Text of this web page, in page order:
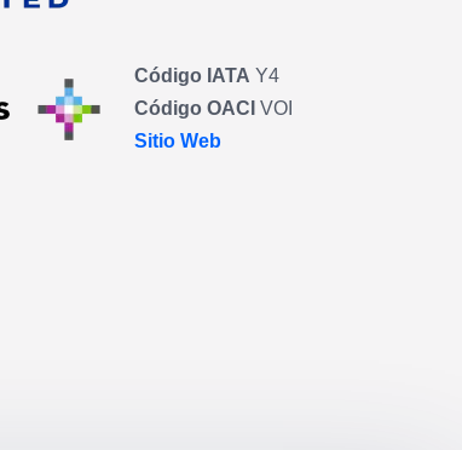
Código IATA Y4
Código OACI VOI
Sitio Web